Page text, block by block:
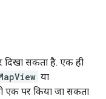
दिखा सकता है. एक ही
या
पर किया जा सकता